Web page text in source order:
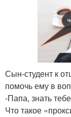
Сын-студент к
помочь ему в
-Папа, знать
Что такое